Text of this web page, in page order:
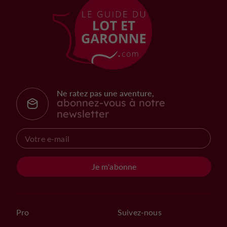
Ne ratez pas une aventure,
abonnez-vous à notre
newsletter
Je m'abonne
Pro Suivez-nous